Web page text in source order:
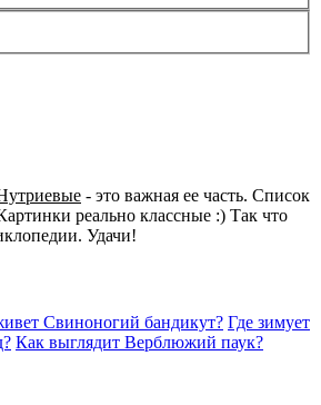
- это важная ее часть. Список
реально классные :) Так что
Удачи!
Свиноногий бандикут? Где зимует
Как выглядит Верблюжий паук?